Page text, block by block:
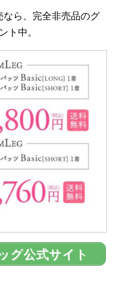
ら、完全非売品のグ
ト中。
グ公式サイト